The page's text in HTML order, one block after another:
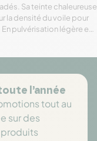
Sa teinte chaleureuse
la densité du voile pour
pulvérisation légère et à
légèrement la
l’année
tout au
sur des